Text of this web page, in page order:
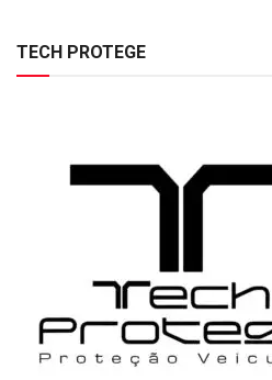
TECH PROTEGE